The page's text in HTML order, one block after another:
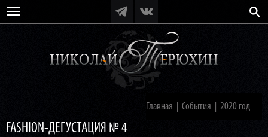
Главная События 2020 год
FASHION-ДЕГУСТАЦИЯ № 4